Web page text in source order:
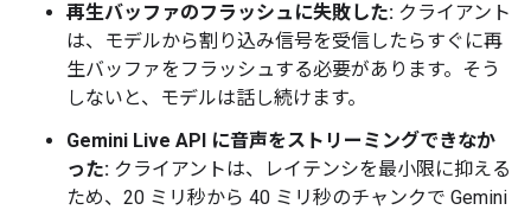
再生バッファのフラッシュに失敗した: クライアント
は、モデルから割り込み信号を受信したらすぐに再
生バッファをフラッシュする必要があります。そう
しないと、モデルは話し続けます。
Gemini Live API に音声をストリーミングできなか
った: クライアントは、レイテンシを最小限に抑える
ため、20 ミリ秒から 40 ミリ秒のチャンクで Gemini